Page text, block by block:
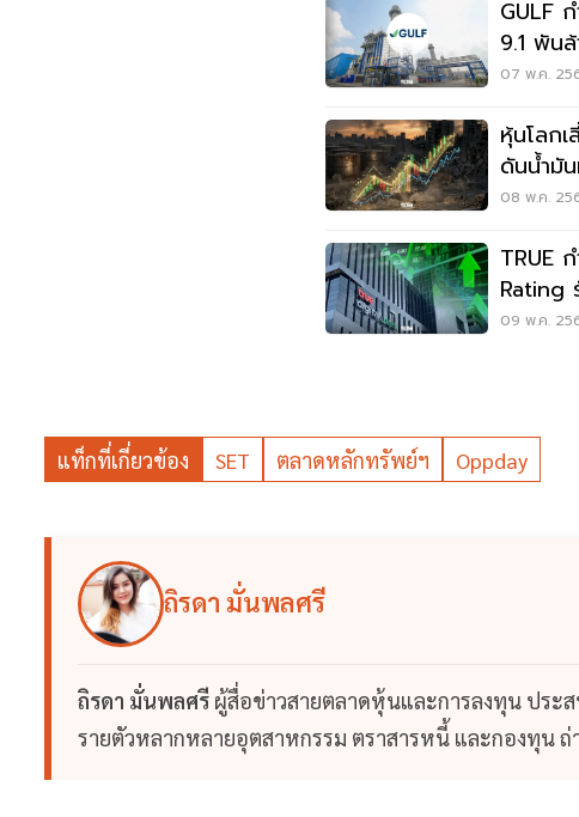
GULF
9.1 พัน
โตแรง
07 พ.ค.
หุ้นโลก
ดันน้ำมั
GULF-
08 พ.ค.
TRUE
09 พ.ค.
แท็กที่เกี่ยวข้อง SET ตลาดหลักทรัพย์ฯ Oppday
ถิรดา มั่นพลศรี
ถิรดา มั่นพลศรี ผู้สื่อข่าวสายตลาดหุ้นและการลงทุน ปร
รายตัวหลากหลายอุตสาหกรรม ตราสารหนี้ และกองทุน ถ่